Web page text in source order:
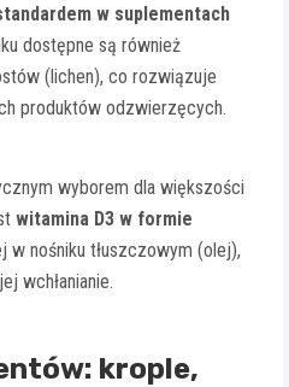
w suplementach
dostępne są również
(lichen), co rozwiązuje
produktów odzwierzęcych.
wyborem dla większości
witamina D3 w formie
w nośniku tłuszczowym (olej),
wchłanianie.
krople,